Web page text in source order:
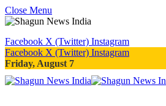
Close Menu
Facebook X (Twitter) Instagram
Facebook X (Twitter) Instagram
Friday, August 7